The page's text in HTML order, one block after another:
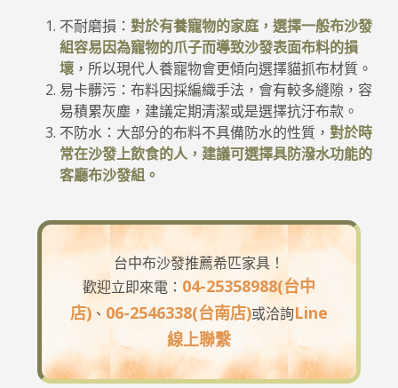
不耐磨損： 對於有養寵物的家庭，選擇一般布沙發
組容易因為寵物的爪子而導致沙發表面布料的損
壞，所以現代人養寵物會更傾向選擇貓抓布材質。
易卡髒污：布料因採編織手法，會有較多縫隙，容
易積累灰塵，建議定期清潔或是選擇抗汙布款。
不防水：大部分的布料不具備防水的性質， 對於時
常在沙發上飲食的人，建議可選擇具防潑水功能的
客廳布沙發組。
台中布沙發推薦希匹家具！
歡迎立即來電： 04-25358988(台中
店)、 06-2546338(台南店)或洽詢Line
線上聯繫